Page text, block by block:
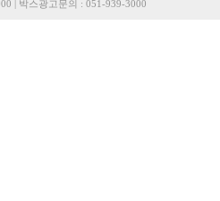
| 박스광고문의 : 051-939-3000